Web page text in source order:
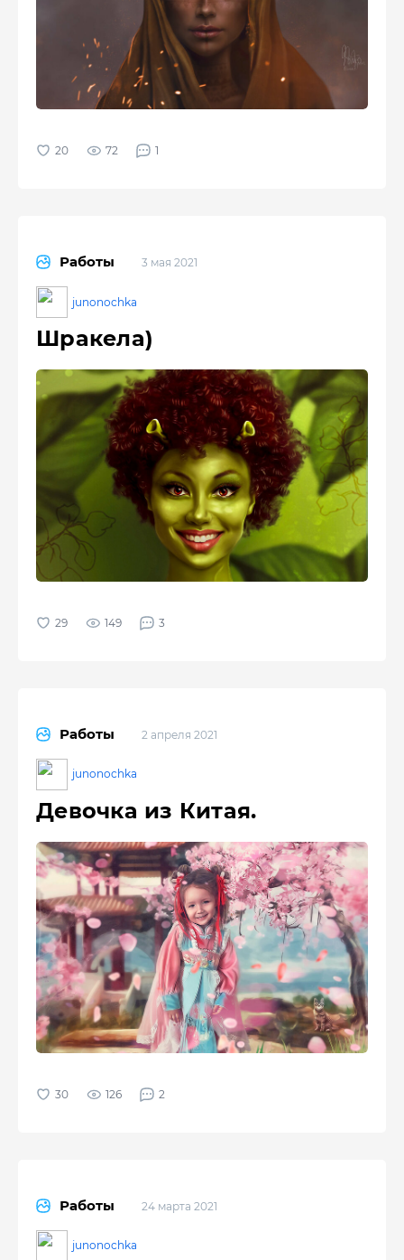
72 1
Работы 3 мая 2021
junonochka
Шракела)
149 3
Работы 2 апреля 2021
junonochka
Девочка из Китая.
126 2
Работы 24 марта 2021
junonochka